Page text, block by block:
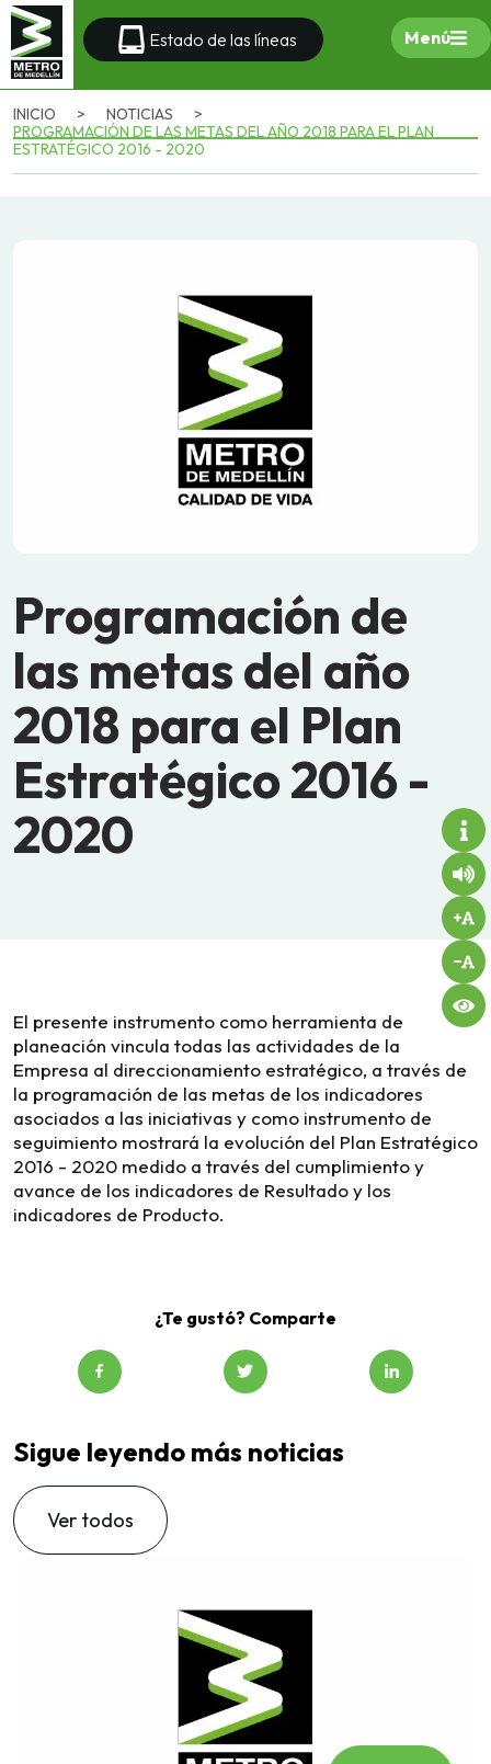
Estado de las líneas Menú
INICIO > NOTICIAS
>
PROGRAMACIÓN DE LAS METAS DEL AÑO 2018 PARA EL PLAN
ESTRATÉGICO 2016 - 2020
Programación de
las metas del año
2018 para el Plan
Estratégico 2016 -
2020
El presente instrumento como herramienta de
planeación vincula todas las actividades de la
Empresa al direccionamiento estratégico, a través de
la programación de las metas de los indicadores
asociados a las iniciativas y como instrumento de
seguimiento mostrará la evolución del Plan Estratégico
2016 - 2020 medido a través del cumplimiento y
avance de los indicadores de Resultado y los
indicadores de Producto.
¿Te gustó? Comparte
Sigue leyendo más noticias
Ver todos